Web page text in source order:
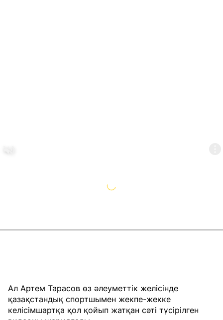
Ал Артем Тарасов өз әлеуметтік желісінде
қазақстандық спортшымен жекпе-жекке
келісімшартқа қол қойып жатқан сәті түсірілген